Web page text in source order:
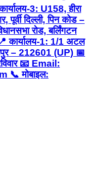
3: U158, हीरा
पूर्वी दिल्ली, पिन कोड –
रोड, बर्लिंगटन
कार्यालय-1: 1/1 अटल
– 212601 (UP) 📅
📧 Email:
मोबाइल: